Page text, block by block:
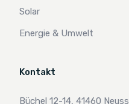
Solar
Energie & Umwelt
Kontakt
Büchel 12-14, 41460 Neuss